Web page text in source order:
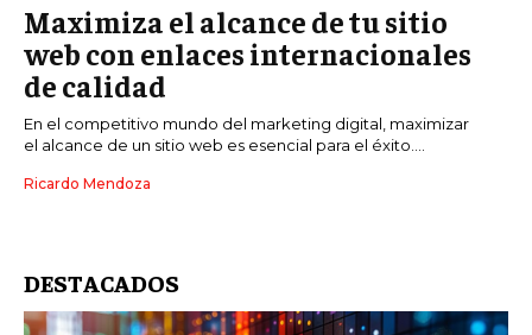
Maximiza el alcance de tu sitio
web con enlaces internacionales
de calidad
En el competitivo mundo del marketing digital, maximizar
el alcance de un sitio web es esencial para el éxito....
Ricardo Mendoza
DESTACADOS